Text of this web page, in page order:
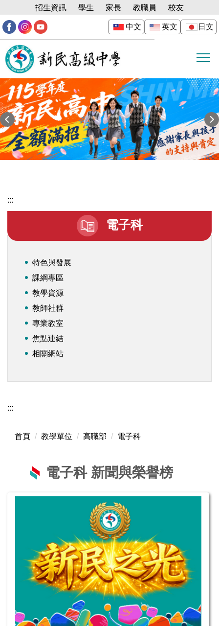
到
主
內
容
區
招生資訊 學生 家長 教職員 校友
中文 英文 日文
:::
電子科
特色與發展
課綱專區
教學資源
教師社群
專業教室
焦點連結
相關網站
:::
首頁 教學單位 高職部 電子科
電子科 新聞與榮譽榜